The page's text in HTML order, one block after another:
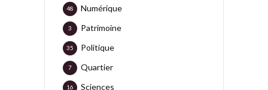
Numérique
48
Patrimoine
3
Politique
35
Quartier
7
Sciences
16